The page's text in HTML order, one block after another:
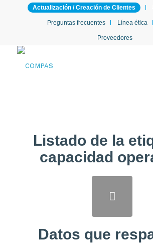
Actualización / Creación de Clientes
Preguntas frecuentes Línea ética
Proveedores
Listado de la
capacidad
Datos que